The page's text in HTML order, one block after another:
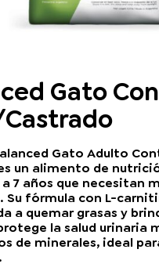
Gato
Gato Adulto
un alimento de
a 7 años que necesitan
Su fórmula con L-
a quemar grasas y
la salud urinaria
de minerales, ideal